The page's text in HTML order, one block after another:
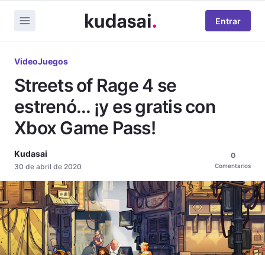
Entrar
VideoJuegos
Streets of Rage 4 se
estrenó... ¡y es gratis con
Xbox Game Pass!
Kudasai
30 de abril de 2020
0
Comentarios